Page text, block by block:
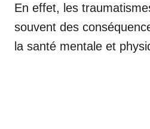
En effet, les
souvent des
la santé mentale et